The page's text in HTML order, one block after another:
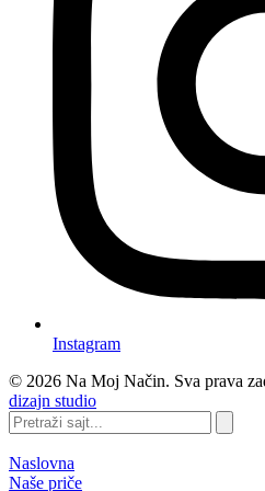
Instagram
© 2026 Na Moj Način. Sva prava
dizajn studio
Pretraži
sajt...
Naslovna
Naše priče